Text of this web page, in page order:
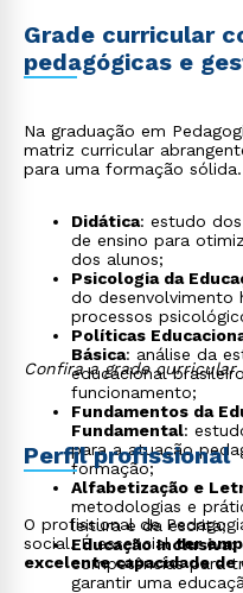
Grade curricular
pedagógicas e
Na graduação em
matriz curricular
para uma formação sólida.
Didática: estudo
de ensino para
dos alunos;
Psicologia da
do desenvolvimento
processos
Políticas
Básica: análise da
educacional
funcionamento;
Fundamentos da
Fundamental:
para a atuação
formação;
Alfabetização e
metodologias e
leitura e da escrita;
Educação Inclusiva:
competências para
garantir uma
Confira a grade
Perfil profissional
O profissional de
social. É essencialter
excelente capacidade de